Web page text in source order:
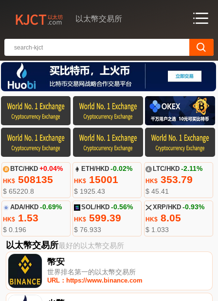
以太幣交易所
BTC/HKD +0.04%
HK$508135
$ 65220.8
ETH/HKD -0.02%
HK$ 15001
$ 1925.43
LTC/HKD -2.11%
HK$353.79
$ 45.41
ADA/HKD -0.69%
HK$1.53
$ 0.196
SOL/HKD -0.56%
HK$ 599.39
$ 76.933
XRP/HKD -0.93%
HK$8.05
$ 1.033
以太幣交易所最好的以太幣交易所
幣安
世界排名第一的以太幣交易所
URL：https://www.binance.com